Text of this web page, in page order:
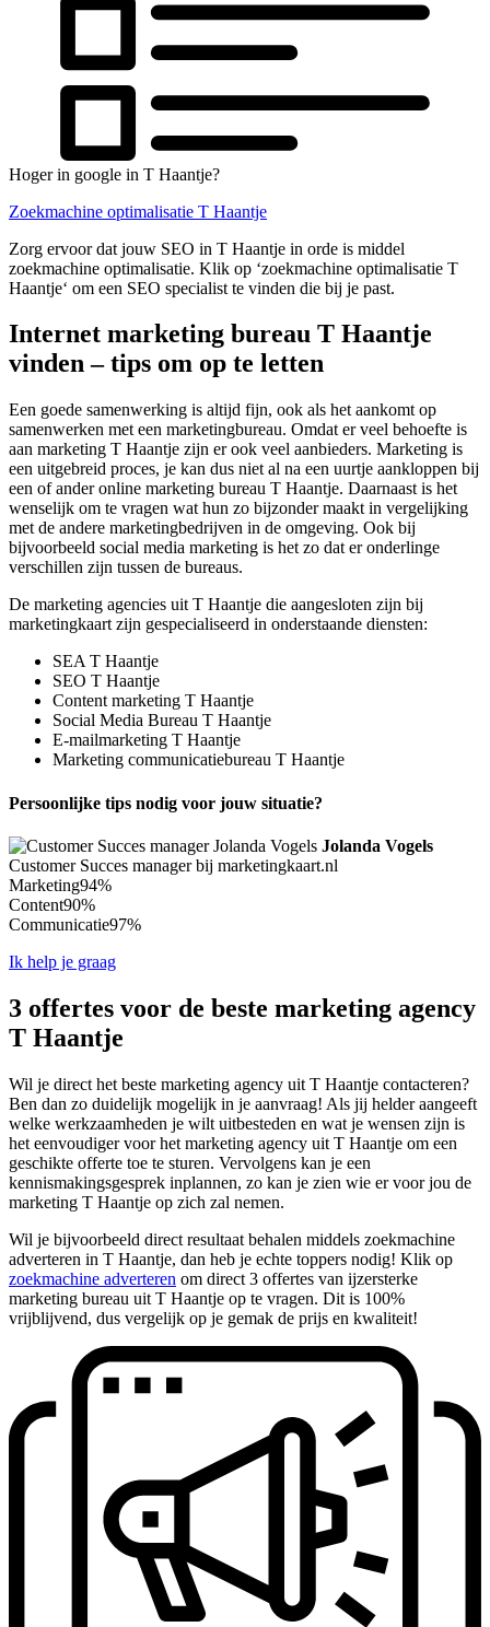
Hoger in google in T Haantje?
Zoekmachine optimalisatie T Haantje
Zorg ervoor dat jouw SEO in T Haantje in orde is middel
zoekmachine optimalisatie. Klik op ‘zoekmachine optimalisatie T
Haantje‘ om een SEO specialist te vinden die bij je past.
Internet marketing bureau T Haantje
vinden – tips om op te letten
Een goede samenwerking is altijd fijn, ook als het aankomt op
samenwerken met een marketingbureau. Omdat er veel behoefte is
aan marketing T Haantje zijn er ook veel aanbieders. Marketing is
een uitgebreid proces, je kan dus niet al na een uurtje aankloppen bij
een of ander online marketing bureau T Haantje. Daarnaast is het
wenselijk om te vragen wat hun zo bijzonder maakt in vergelijking
met de andere marketingbedrijven in de omgeving. Ook bij
bijvoorbeeld social media marketing is het zo dat er onderlinge
verschillen zijn tussen de bureaus.
De marketing agencies uit T Haantje die aangesloten zijn bij
marketingkaart zijn gespecialiseerd in onderstaande diensten:
SEA T Haantje
SEO T Haantje
Content marketing T Haantje
Social Media Bureau T Haantje
E-mailmarketing T Haantje
Marketing communicatiebureau T Haantje
Persoonlijke tips nodig voor jouw situatie?
Jolanda Vogels
Customer Succes manager bij marketingkaart.nl
Marketing94%
Content90%
Communicatie97%
Ik help je graag
3 offertes voor de beste marketing agency
T Haantje
Wil je direct het beste marketing agency uit T Haantje contacteren?
Ben dan zo duidelijk mogelijk in je aanvraag! Als jij helder aangeeft
welke werkzaamheden je wilt uitbesteden en wat je wensen zijn is
het eenvoudiger voor het marketing agency uit T Haantje om een
geschikte offerte toe te sturen. Vervolgens kan je een
kennismakingsgesprek inplannen, zo kan je zien wie er voor jou de
marketing T Haantje op zich zal nemen.
Wil je bijvoorbeeld direct resultaat behalen middels zoekmachine
adverteren in T Haantje, dan heb je echte toppers nodig! Klik op
zoekmachine adverteren om direct 3 offertes van ijzersterke
marketing bureau uit T Haantje op te vragen. Dit is 100%
vrijblijvend, dus vergelijk op je gemak de prijs en kwaliteit!